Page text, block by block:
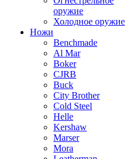
оружие
Холодное оружие
Ножи
Benchmade
Al Mar
Boker
CJRB
Buck
City Brother
Cold Steel
Helle
Kershaw
Marser
Mora